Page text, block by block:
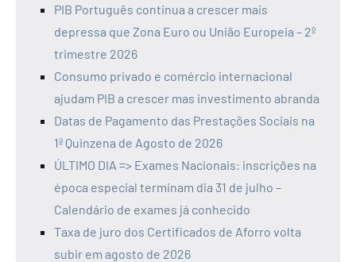
PIB Português continua a crescer mais
depressa que Zona Euro ou União Europeia – 2º
trimestre 2026
Consumo privado e comércio internacional
ajudam PIB a crescer mas investimento abranda
Datas de Pagamento das Prestações Sociais na
1ª Quinzena de Agosto de 2026
ÚLTIMO DIA => Exames Nacionais: inscrições na
época especial terminam dia 31 de julho –
Calendário de exames já conhecido
Taxa de juro dos Certificados de Aforro volta
subir em agosto de 2026